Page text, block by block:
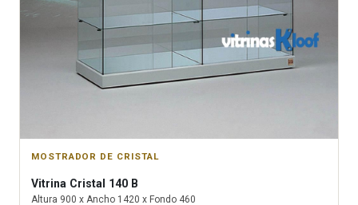
MOSTRADOR DE CRISTAL
Vitrina Cristal 140 B
Altura 900 x Ancho 1420 x Fondo 460